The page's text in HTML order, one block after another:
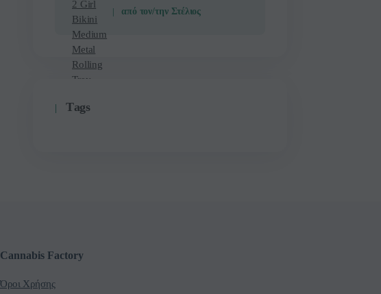
Βαθμολογήθηκε
με5από 5
από τον/την Στέλιος
Τags
Cannabis Factory
Όροι Χρήσης